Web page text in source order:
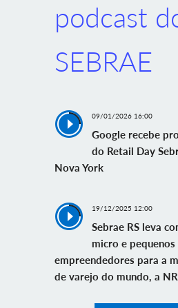
podcast
SEBRAE
09/01/2026 16:00
Google recebe
do Retail Day
Nova York
19/12/2025 12:00
Sebrae RS leva
micro e pequenos
empreendedores para a
de varejo do mundo, a